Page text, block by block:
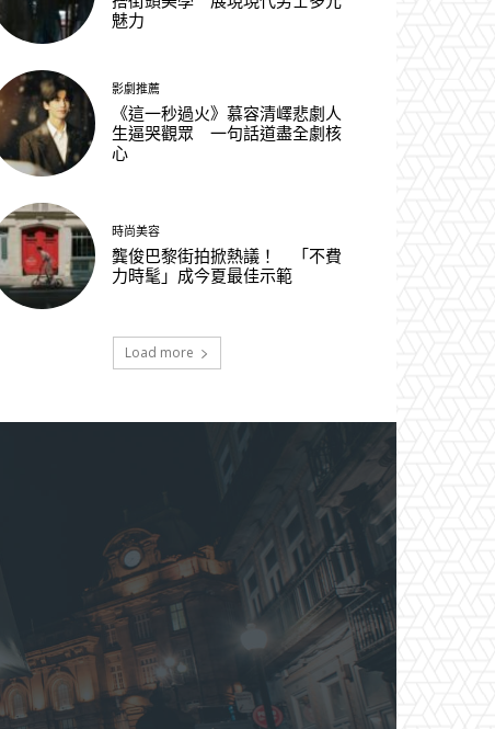
魅力
影劇推薦
《這一秒過火》慕容清嶧悲劇人
生逼哭觀眾 一句話道盡全劇核
心
時尚美容
龔俊巴黎街拍掀熱議！ 「不費
力時髦」成今夏最佳示範
Load more